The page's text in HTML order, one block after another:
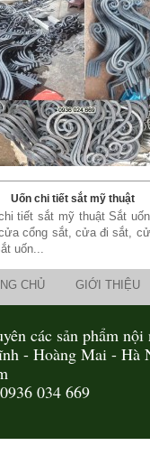
Uốn chi tiết sắt mỹ thuật
tiết sắt mỹ thuật Sắt
cổng sắt, cửa đi sắt,
uốn...
CHỦ GIỚI THIỆU
các sản phẩm
- Hoàng Mai - Hà
034 669